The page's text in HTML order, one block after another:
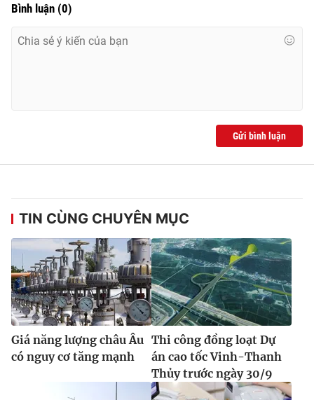
Bình luận (0)
Gửi bình luận
TIN CÙNG CHUYÊN MỤC
Giá năng lượng châu Âu
có nguy cơ tăng mạnh
Thi công đồng loạt Dự
án cao tốc Vinh-Thanh
Thủy trước ngày 30/9